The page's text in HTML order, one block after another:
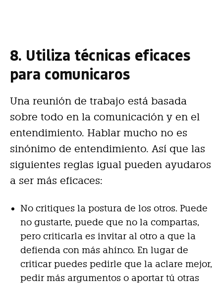
8. Utiliza técnicas eficaces
para comunicaros
Una reunión de trabajo está basada
sobre todo en la comunicación y en el
entendimiento. Hablar mucho no es
sinónimo de entendimiento. Así que las
siguientes reglas igual pueden ayudaros
a ser más eficaces:
No critiques la postura de los otros. Puede
no gustarte, puede que no la compartas,
pero criticarla es invitar al otro a que la
defienda con más ahínco. En lugar de
criticar puedes pedirle que la aclare mejor,
pedir más argumentos o aportar tú otras